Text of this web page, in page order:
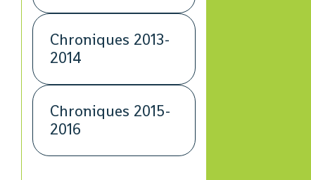
Chroniques 2013-
2014
Chroniques 2015-
2016